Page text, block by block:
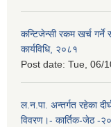
कन्टिजेन्सी रकम खर्च गर्ने
कार्यविधि, २०८१
Post date: Tue, 06/
ल.न.पा. अन्तर्गत रहेका
विवरण।- कार्तिक-जेठ -